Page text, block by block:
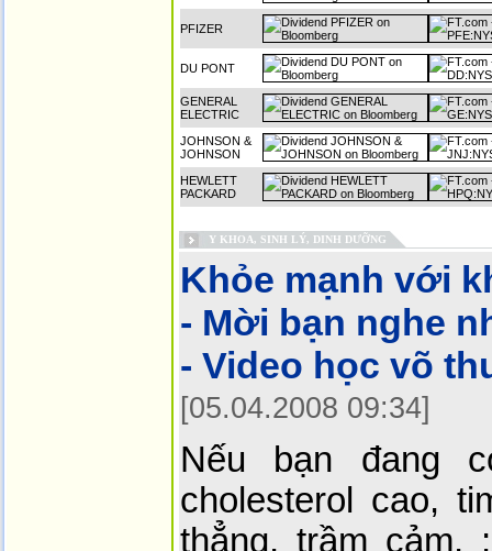
PFIZER
DU PONT
GENERAL
ELECTRIC
JOHNSON &
JOHNSON
HEWLETT
PACKARD
Y KHOA, SINH LÝ, DINH DƯỠNG
Khỏe mạnh với
- Mời bạn nghe
- Video học võ
[05.04.2008 09:34]
Nếu bạn đang
cholesterol cao,
thẳng, trầm cảm,